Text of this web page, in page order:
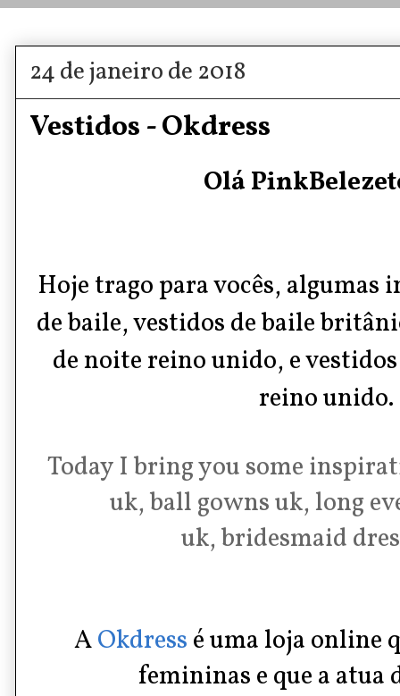
24 de janeiro de 2018
Vestidos - Okdress
Olá
Hoje trago para vocês, algumas
de baile, vestidos de baile
de noite reino unido, e
reino unido.
Today I bring you some
uk,ball gowns uk, long
uk,bridesmaid
AOkdressé uma loja online
femininas e que a atua